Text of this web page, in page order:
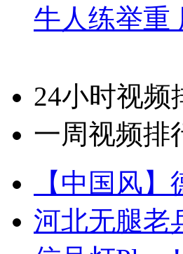
牛人练举重
24小时视频
一周视频排
【中国风
河北无腿老